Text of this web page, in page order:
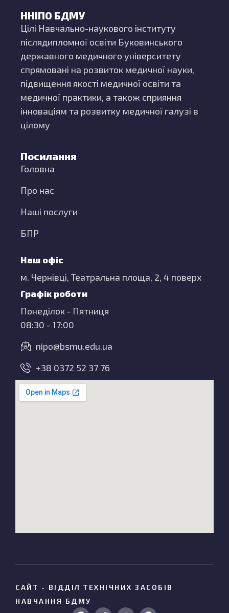
ННІПО БДМУ
Цілі Навчально-наукового інституту
післядипломної освіти Буковинського
державного медичного університету
спрямовані на розвиток медичної науки,
підвищення якості медичної освіти та
медичної практики, а також сприяння
інноваціям та розвитку медичної галузі в
цілому
Посилання
Головна
Про нас
Наші послуги
БПР
Наш офіс
м. Чернівці, Театральна площа, 2, 4 поверх
Графік роботи
Понеділок - Пятниця
08:30 - 17:00
nipo@bsmu.edu.ua
+38 0372 52 37 76
САЙТ - ВІДДІЛ ТЕХНІЧНИХ ЗАСОБІВ
НАВЧАННЯ БДМУ